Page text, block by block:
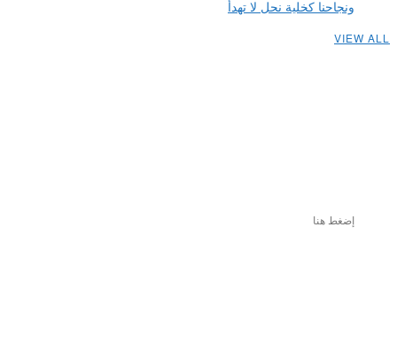
ونجاحنا كخلية نحل لا تهدأ
VIEW ALL
إضغط هنا